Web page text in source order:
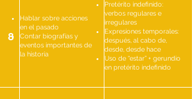
8
Hablar sobre acciones
en el pasado
Contar biografías y
eventos importantes de
la historia
Pretérito indefinido:
verbos regulares e
irregulares
Expresiones temporales:
después, al cabo de,
desde, desde hace
Uso de “estar” + gerundio
en pretérito indefinido